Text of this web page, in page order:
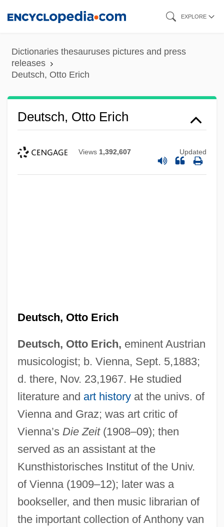
content
EXPLORE
Dictionaries thesauruses pictures and press
releases
Deutsch, Otto Erich
Deutsch, Otto Erich
Views 1,392,607 Updated
Deutsch, Otto Erich
Deutsch, Otto Erich, eminent Austrian
musicologist; b. Vienna, Sept. 5,1883;
d. there, Nov. 23,1967. He studied
literature and art historyat the univs. of
Vienna and Graz; was art critic of
Vienna’s Die Zeit(1908–09); then
served as an assistant at the
Kunsthistorisches Institut of the Univ.
of Vienna (1909–12); later was a
bookseller, and then music librarian of
the important collection of Anthony van